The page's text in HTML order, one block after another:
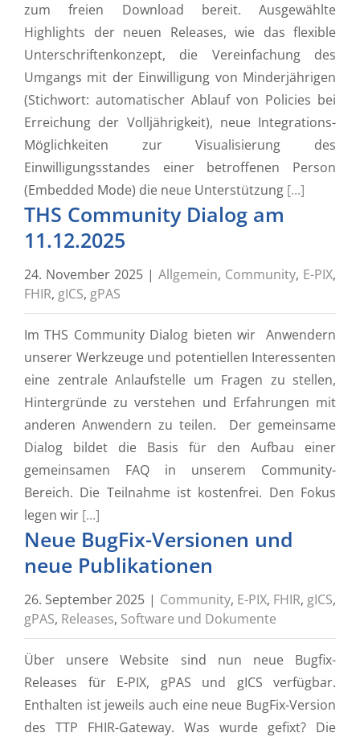
zum freien Download bereit. Ausgewählte
Highlights der neuen Releases, wie das flexible
Unterschriftenkonzept, die Vereinfachung des
Umgangs mit der Einwilligung von Minderjährigen
(Stichwort: automatischer Ablauf von Policies bei
Erreichung der Volljährigkeit), neue Integrations-
Möglichkeiten zur Visualisierung des
Einwilligungsstandes einer betroffenen Person
(Embedded Mode) die neue Unterstützung [...]
THS Community Dialog am
11.12.2025
24. November 2025 | Allgemein, Community, E-PIX,
FHIR, gICS, gPAS
Im THS Community Dialog bieten wir Anwendern
unserer Werkzeuge und potentiellen Interessenten
eine zentrale Anlaufstelle um Fragen zu stellen,
Hintergründe zu verstehen und Erfahrungen mit
anderen Anwendern zu teilen. Der gemeinsame
Dialog bildet die Basis für den Aufbau einer
gemeinsamen FAQ in unserem Community-
Bereich. Die Teilnahme ist kostenfrei. Den Fokus
legen wir [...]
Neue BugFix-Versionen und
neue Publikationen
26. September 2025 | Community, E-PIX, FHIR, gICS,
gPAS, Releases, Software und Dokumente
Über unsere Website sind nun neue Bugfix-
Releases für E-PIX, gPAS und gICS verfügbar.
Enthalten ist jeweils auch eine neue BugFix-Version
des TTP FHIR-Gateway. Was wurde gefixt? Die